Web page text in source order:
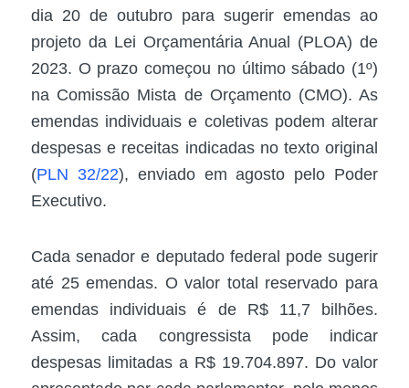
dia 20 de outubro para sugerir emendas ao
projeto da Lei Orçamentária Anual (PLOA) de
2023. O prazo começou no último sábado (1º)
na Comissão Mista de Orçamento (CMO). As
emendas individuais e coletivas podem alterar
despesas e receitas indicadas no texto original
(PLN 32/22), enviado em agosto pelo Poder
Executivo.
Cada senador e deputado federal pode sugerir
até 25 emendas. O valor total reservado para
emendas individuais é de R$ 11,7 bilhões.
Assim, cada congressista pode indicar
despesas limitadas a R$ 19.704.897. Do valor